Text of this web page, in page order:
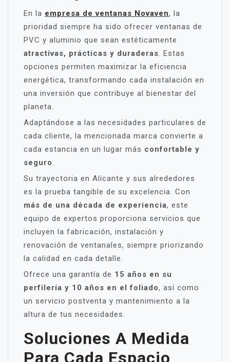
En la empresa de ventanas Novaven, la
prioridad siempre ha sido ofrecer ventanas de
PVC y aluminio que sean estéticamente
atractivas, prácticas y duraderas. Estas
opciones permiten maximizar la eficiencia
energética, transformando cada instalación en
una inversión que contribuye al bienestar del
planeta.
Adaptándose a las necesidades particulares de
cada cliente, la mencionada marca convierte a
cada estancia en un lugar más confortable y
seguro.
Su trayectoria en Alicante y sus alrededores
es la prueba tangible de su excelencia. Con
más de una década de experiencia, este
equipo de expertos proporciona servicios que
incluyen la fabricación, instalación y
renovación de ventanales, siempre priorizando
la calidad en cada detalle.
Ofrece una garantía de 15 años en su
perfilería y 10 años en el foliado, así como
un servicio postventa y mantenimiento a la
altura de tus necesidades.
Soluciones A Medida
Para Cada Espacio